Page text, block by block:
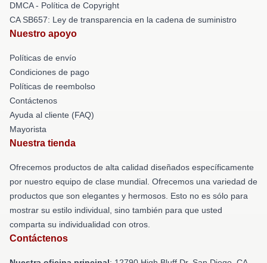
DMCA - Política de Copyright
CA SB657: Ley de transparencia en la cadena de suministro
Nuestro apoyo
Políticas de envío
Condiciones de pago
Políticas de reembolso
Contáctenos
Ayuda al cliente (FAQ)
Mayorista
Nuestra tienda
Ofrecemos productos de alta calidad diseñados específicamente
por nuestro equipo de clase mundial. Ofrecemos una variedad de
productos que son elegantes y hermosos. Esto no es sólo para
mostrar su estilo individual, sino también para que usted
comparta su individualidad con otros.
Contáctenos